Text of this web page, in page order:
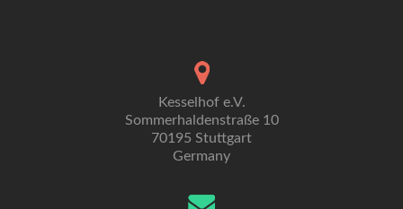
Kesselhof e.V.
Sommerhaldenstraße 10
70195 Stuttgart
Germany